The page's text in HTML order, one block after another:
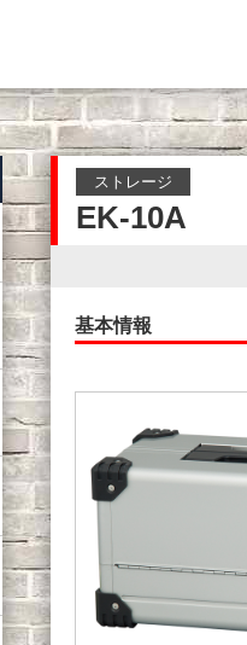
ストレージ
EK-10A
基本情報